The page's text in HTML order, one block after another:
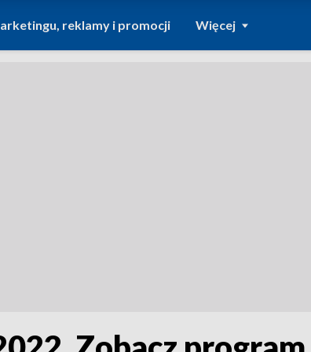
reklamy i promocji Więcej